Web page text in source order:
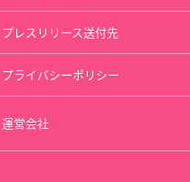
プレスリリース送付先
プライバシーポリシー
運営会社